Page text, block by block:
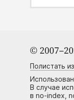
©
Полистать
В случае
в no-index,